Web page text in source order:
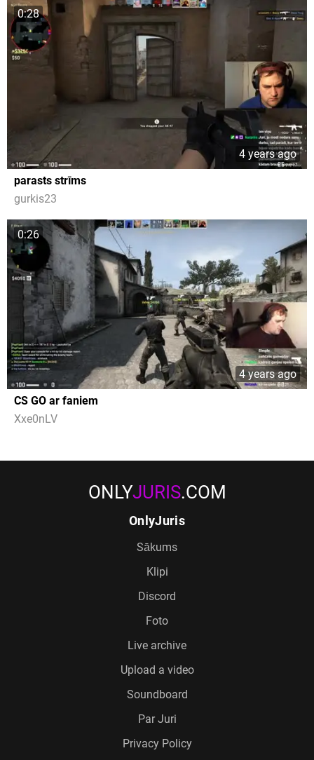
0:28
4 years ago
parasts strīms
gurkis23
0:26
4 years ago
CS GO ar faniem
Xxe0nLV
ONLYJURIS.COM
OnlyJuris
Sākums
Klipi
Discord
Foto
Live archive
Upload a video
Soundboard
Par Juri
Privacy Policy